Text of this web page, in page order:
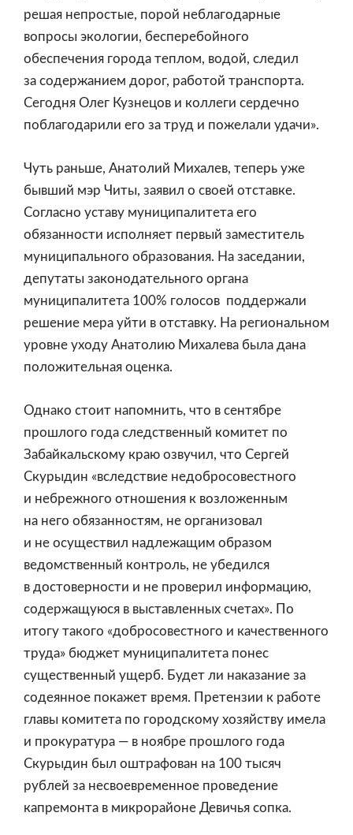
решая непростые, порой неблагодарные
вопросы экологии, бесперебойного
обеспечения города теплом, водой, следил
за содержанием дорог, работой транспорта.
Сегодня Олег Кузнецов и коллеги сердечно
поблагодарили его за труд и пожелали удачи».
Чуть раньше, Анатолий Михалев, теперь уже
бывший мэр Читы, заявил о своей отставке.
Согласно уставу муниципалитета его
обязанности исполняет первый заместитель
муниципального образования. На заседании,
депутаты законодательного органа
муниципалитета 100% голосов поддержали
решение мера уйти в отставку. На региональном
уровне уходу Анатолию Михалева была дана
положительная оценка.
Однако стоит напомнить, что в сентябре
прошлого года следственный комитет по
Забайкальскому краю озвучил, что Сергей
Скурыдин «вследствие недобросовестного
и небрежного отношения к возложенным
на него обязанностям, не организовал
и не осуществил надлежащим образом
ведомственный контроль, не убедился
в достоверности и не проверил информацию,
содержащуюся в выставленных счетах». По
итогу такого «добросовестного и качественного
труда» бюджет муниципалитета понес
существенный ущерб. Будет ли наказание за
содеянное покажет время. Претензии к работе
главы комитета по городскому хозяйству имела
и прокуратура — в ноябре прошлого года
Скурыдин был оштрафован на 100 тысяч
рублей за несвоевременное проведение
капремонта в микрорайоне Девичья сопка.